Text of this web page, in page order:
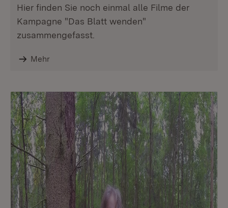
Hier finden Sie noch einmal alle Filme der
Kampagne "Das Blatt wenden"
zusammengefasst.
Mehr